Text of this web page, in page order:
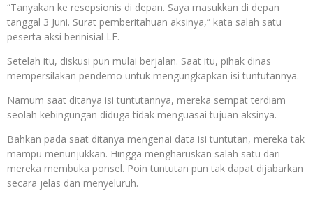
“Tanyakan ke resepsionis di depan. Saya masukkan di depan
tanggal 3 Juni. Surat pemberitahuan aksinya,” kata salah satu
peserta aksi berinisial LF.
Setelah itu, diskusi pun mulai berjalan. Saat itu, pihak dinas
mempersilakan pendemo untuk mengungkapkan isi tuntutannya.
Namum saat ditanya isi tuntutannya, mereka sempat terdiam
seolah kebingungan diduga tidak menguasai tujuan aksinya.
Bahkan pada saat ditanya mengenai data isi tuntutan, mereka tak
mampu menunjukkan. Hingga mengharuskan salah satu dari
mereka membuka ponsel. Poin tuntutan pun tak dapat dijabarkan
secara jelas dan menyeluruh.